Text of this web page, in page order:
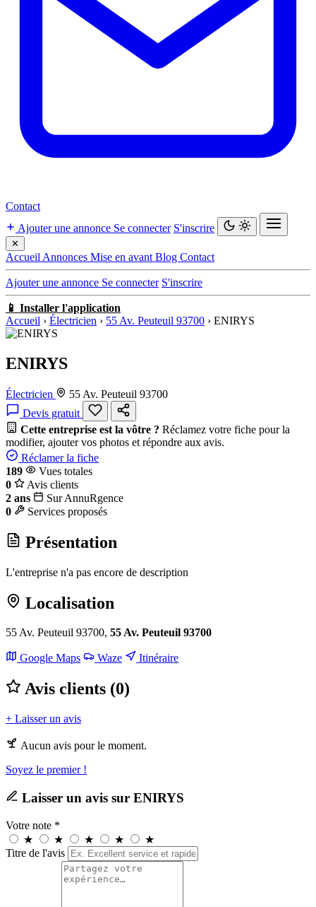
Contact
Ajouter une annonce Se connecter S'inscrire
✕
Accueil Annonces Mise en avant Blog Contact
Ajouter une annonce Se connecter S'inscrire
📱 Installer l'application
Accueil › Électricien › 55 Av. Peuteuil 93700 › ENIRYS
ENIRYS
Électricien
55 Av. Peuteuil 93700
Devis gratuit
Cette entreprise est la vôtre ? Réclamez votre fiche pour la
modifier, ajouter vos photos et répondre aux avis.
Réclamer la fiche
189
Vues totales
0
Avis clients
2 ans
Sur AnnuRgence
0
Services proposés
Présentation
L'entreprise n'a pas encore de description
Localisation
55 Av. Peuteuil 93700, 55 Av. Peuteuil 93700
−
Google Maps
Waze Itinéraire
Avis clients (0)
+ Laisser un avis
Aucun avis pour le moment.
Soyez le premier !
Laisser un avis sur ENIRYS
Votre note *
★
★ ★ ★
★
Titre de l'avis